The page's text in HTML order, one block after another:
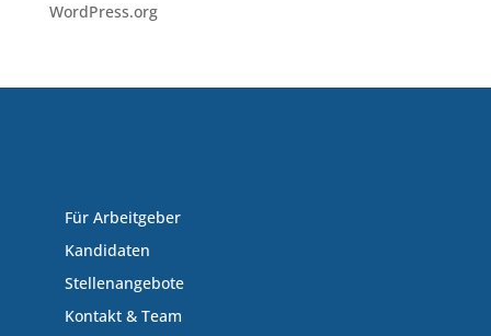
WordPress.org
Für Arbeitgeber
Kandidaten
Stellenangebote
Kontakt & Team